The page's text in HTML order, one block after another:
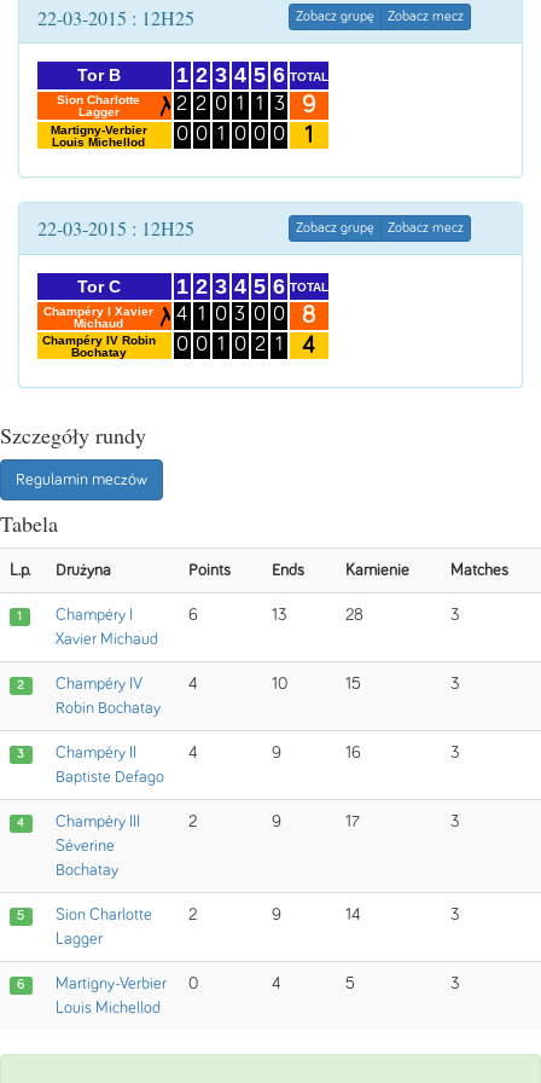
22-03-2015 : 12H25 Zobacz grupę Zobacz mecz
Tor B
Sion Charlotte
Lagger
Martigny-Verbier
Louis Michellod
1
2
0
2
2
0
3
0
1
4
1
0
5
1
0
6
3
0
TOTAL
9
1
22-03-2015 : 12H25 Zobacz grupę Zobacz mecz
Tor C
Champéry I Xavier
Michaud
Champéry IV Robin
Bochatay
1
4
0
2
1
0
3
0
1
4
3
0
5
0
2
6
0
1
TOTAL
8
4
Szczegóły rundy
Regulamin meczów
Tabela
L.p. Drużyna Points Ends Kamienie Matches
1
Champéry I
Xavier Michaud
6 13 28 3
2
Champéry IV
Robin Bochatay
4 10 15 3
3
Champéry II
Baptiste Defago
4 9 16 3
4
Champéry III
Séverine
Bochatay
2 9 17 3
5
Sion Charlotte
Lagger
2 9 14 3
6
Martigny-Verbier
Louis Michellod
0 4 5 3